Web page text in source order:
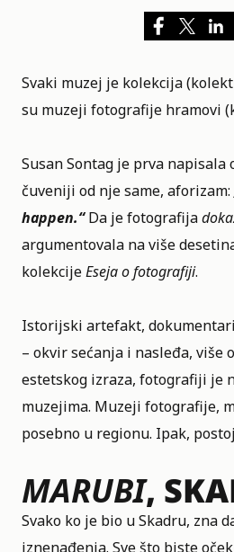
Svaki muzej je kolekcija
su muzeji fotografije hramovi
Susan Sontag je prva napisala
čuveniji od nje same, aforizam:
happen.“Da je fotografija
argumentovala na više
kolekcijeEseja o fotografiji.
Istorijski artefakt,
– okvir sećanja i nasleđa, više
estetskog izraza, fotografiji je
muzejima. Muzeji fotografije,
posebno u regionu. Ipak,
MARUBI,
Svako ko je bio u Skadru, zna
iznenađenja. Sve što biste